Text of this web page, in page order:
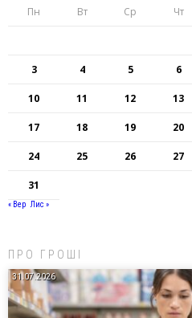
Пн Вт Ср Чт
3 4 5 6
10 11 12 13
17 18 19 20
24 25 26 27
31
« Вер Лис »
ПРО ГРОШІ
31.07.2026